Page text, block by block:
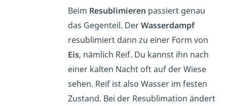
Beim Resublimieren passiert genau
das Gegenteil. DerWasserdampf
resublimiert dann zu einer Form von
Eis, nämlich Reif. Du kannst ihn nach
einer kalten Nacht oft auf der Wiese
sehen. Reif ist also Wasser im festen
Zustand. Bei der Resublimation ändert